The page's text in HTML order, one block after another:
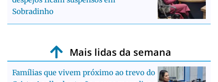
Sobradinho
Mais lidas da semana
Famílias que vivem próximo ao trevo do